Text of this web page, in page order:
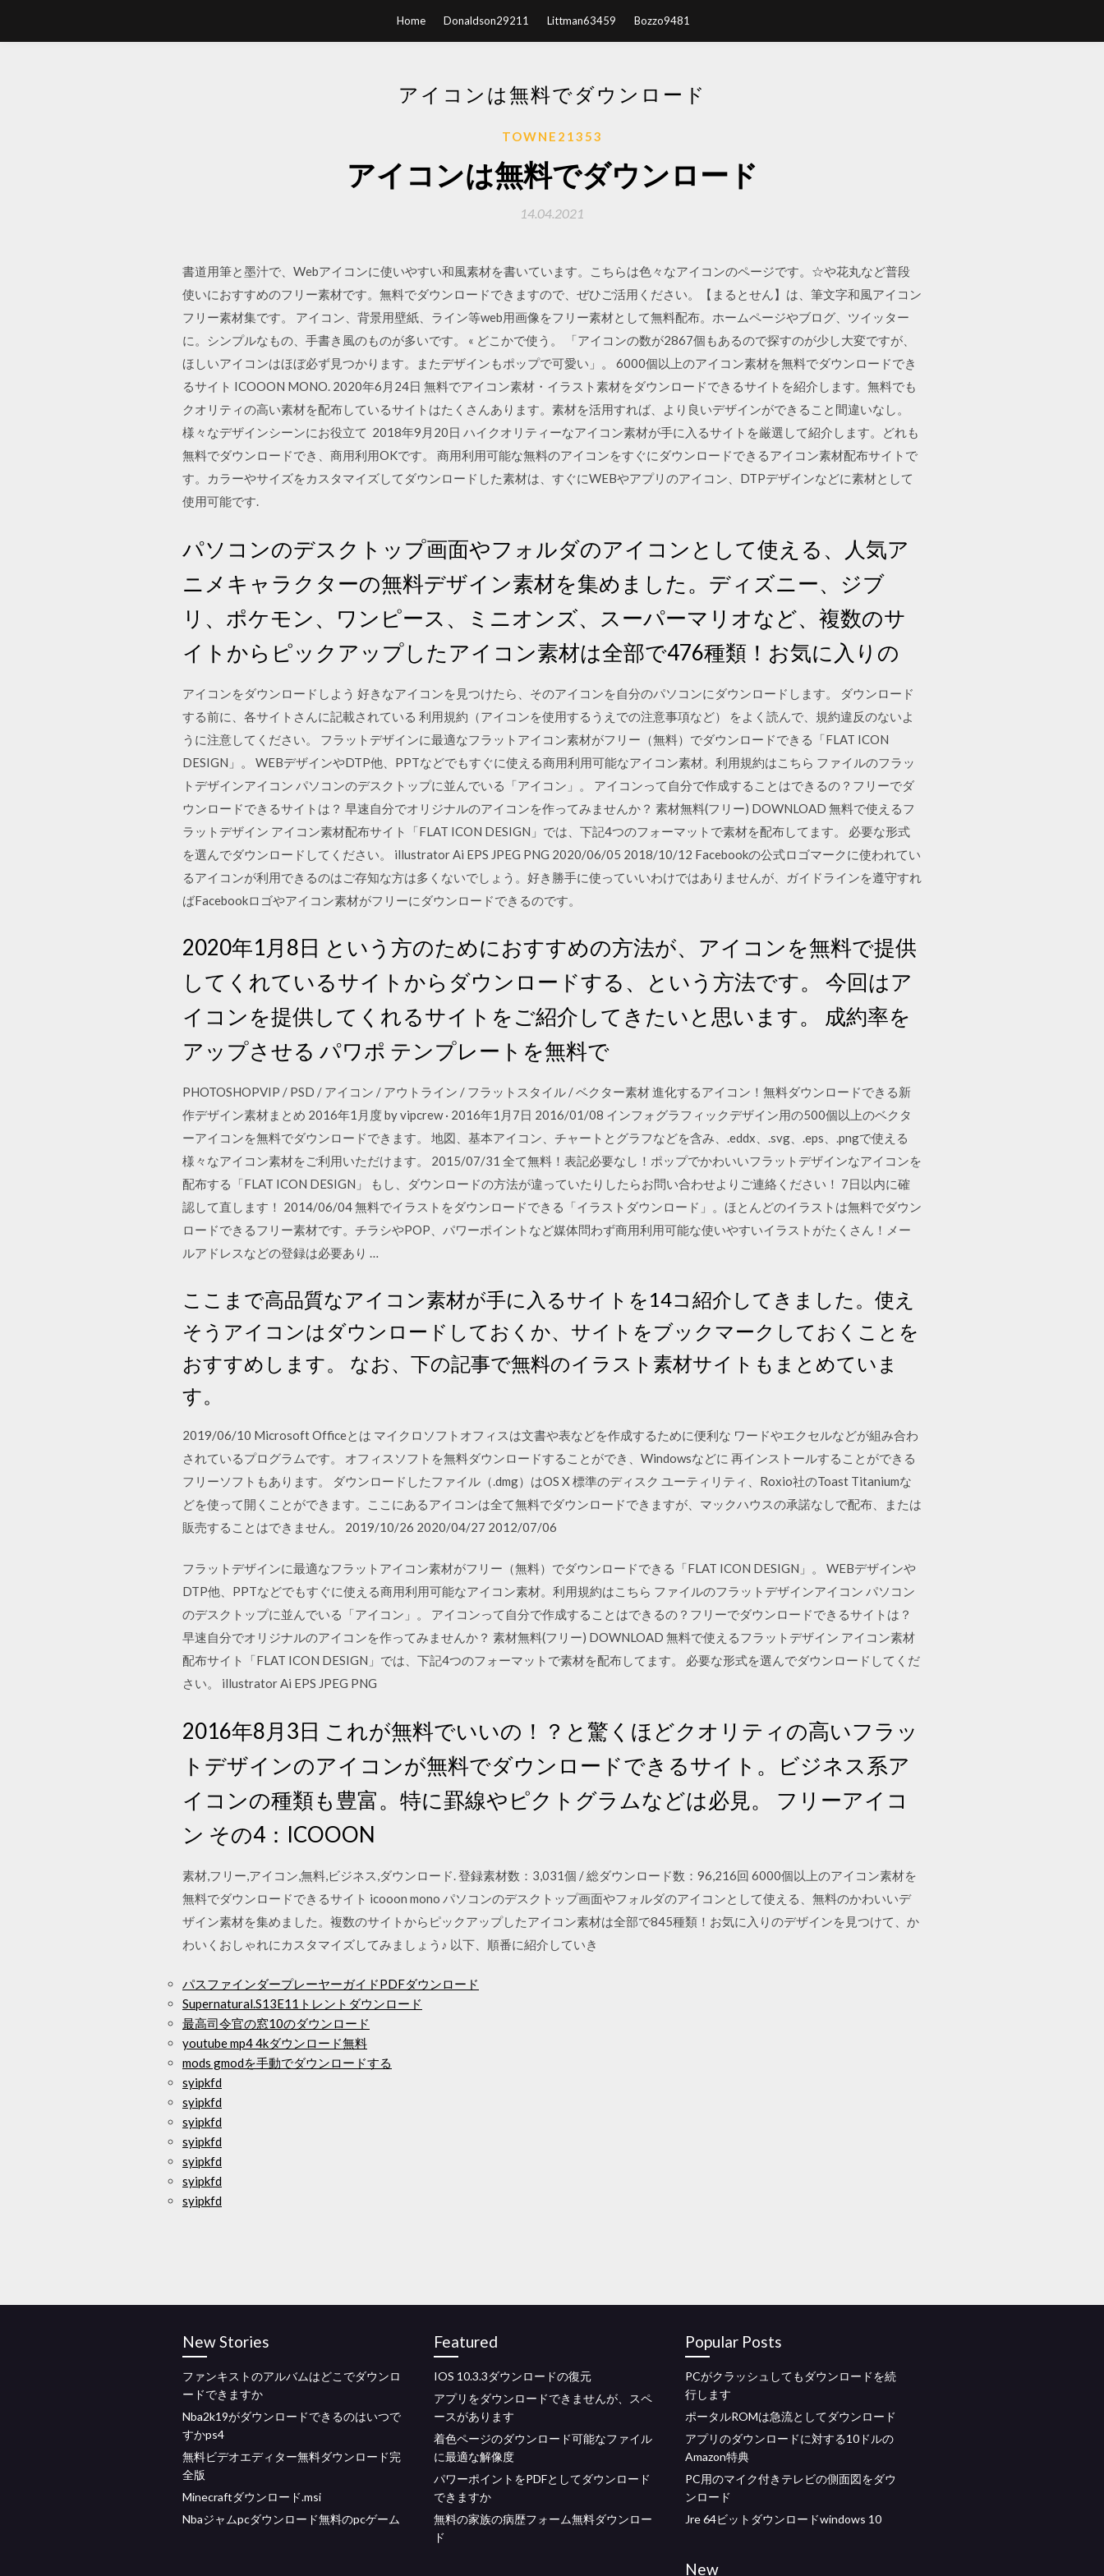
Home Donaldson29211 Littman63459 Bozzo9481
アイコンは無料でダウンロード
TOWNE21353
アイコンは無料でダウンロード
14.04.2021
書道用筆と墨汁で、Webアイコンに使いやすい和風素材を書いています。こちらは色々なアイコンのページです。☆や花丸など普段
使いにおすすめのフリー素材です。無料でダウンロードできますので、ぜひご活用ください。【まるとせん】は、筆文字和風アイコン
フリー素材集です。 アイコン、背景用壁紙、ライン等web用画像をフリー素材として無料配布。ホームページやブログ、ツイッター
に。シンプルなもの、手書き風のものが多いです。 « どこかで使う。 「アイコンの数が2867個もあるので探すのが少し大変ですが、
ほしいアイコンはほぼ必ず見つかります。またデザインもポップで可愛い」。 6000個以上のアイコン素材を無料でダウンロードでき
るサイト ICOOON MONO. 2020年6月24日 無料でアイコン素材・イラスト素材をダウンロードできるサイトを紹介します。無料でも
クオリティの高い素材を配布しているサイトはたくさんあります。素材を活用すれば、より良いデザインができること間違いなし。
様々なデザインシーンにお役立て 2018年9月20日 ハイクオリティーなアイコン素材が手に入るサイトを厳選して紹介します。どれも
無料でダウンロードでき、商用利用OKです。 商用利用可能な無料のアイコンをすぐにダウンロードできるアイコン素材配布サイトで
す。カラーやサイズをカスタマイズしてダウンロードした素材は、すぐにWEBやアプリのアイコン、DTPデザインなどに素材として
使用可能です.
パソコンのデスクトップ画面やフォルダのアイコンとして使える、人気ア
ニメキャラクターの無料デザイン素材を集めました。ディズニー、ジブ
リ、ポケモン、ワンピース、ミニオンズ、スーパーマリオなど、複数のサ
イトからピックアップしたアイコン素材は全部で476種類！お気に入りの
アイコンをダウンロードしよう 好きなアイコンを見つけたら、そのアイコンを自分のパソコンにダウンロードします。 ダウンロード
する前に、各サイトさんに記載されている 利用規約（アイコンを使用するうえでの注意事項など） をよく読んで、規約違反のないよ
うに注意してください。 フラットデザインに最適なフラットアイコン素材がフリー（無料）でダウンロードできる「FLAT ICON
DESIGN」。 WEBデザインやDTP他、PPTなどでもすぐに使える商用利用可能なアイコン素材。利用規約はこちら ファイルのフラッ
トデザインアイコン パソコンのデスクトップに並んでいる「アイコン」。 アイコンって自分で作成することはできるの？フリーでダ
ウンロードできるサイトは？ 早速自分でオリジナルのアイコンを作ってみませんか？ 素材無料(フリー) DOWNLOAD 無料で使えるフ
ラットデザイン アイコン素材配布サイト「FLAT ICON DESIGN」では、下記4つのフォーマットで素材を配布してます。 必要な形式
を選んでダウンロードしてください。 illustrator Ai EPS JPEG PNG 2020/06/05 2018/10/12 Facebookの公式ロゴマークに使われてい
るアイコンが利用できるのはご存知な方は多くないでしょう。好き勝手に使っていいわけではありませんが、ガイドラインを遵守すれ
ばFacebookロゴやアイコン素材がフリーにダウンロードできるのです。
2020年1月8日 という方のためにおすすめの方法が、アイコンを無料で提供
してくれているサイトからダウンロードする、という方法です。 今回はア
イコンを提供してくれるサイトをご紹介してきたいと思います。 成約率を
アップさせる パワポ テンプレートを無料で
PHOTOSHOPVIP / PSD / アイコン / アウトライン / フラットスタイル / ベクター素材 進化するアイコン！無料ダウンロードできる新
作デザイン素材まとめ 2016年1月度 by vipcrew · 2016年1月7日 2016/01/08 インフォグラフィックデザイン用の500個以上のベクタ
ーアイコンを無料でダウンロードできます。 地図、基本アイコン、チャートとグラフなどを含み、.eddx、.svg、.eps、.pngで使える
様々なアイコン素材をご利用いただけます。 2015/07/31 全て無料！表記必要なし！ポップでかわいいフラットデザインなアイコンを
配布する「FLAT ICON DESIGN」 もし、ダウンロードの方法が違っていたりしたらお問い合わせよりご連絡ください！ 7日以内に確
認して直します！ 2014/06/04 無料でイラストをダウンロードできる「イラストダウンロード」。ほとんどのイラストは無料でダウン
ロードできるフリー素材です。チラシやPOP、パワーポイントなど媒体問わず商用利用可能な使いやすいイラストがたくさん！メー
ルアドレスなどの登録は必要あり …
ここまで高品質なアイコン素材が手に入るサイトを14コ紹介してきました。使え
そうアイコンはダウンロードしておくか、サイトをブックマークしておくことを
おすすめします。 なお、下の記事で無料のイラスト素材サイトもまとめていま
す。
2019/06/10 Microsoft Officeとは マイクロソフトオフィスは文書や表などを作成するために便利な ワードやエクセルなどが組み合わ
されているプログラムです。 オフィスソフトを無料ダウンロードすることができ、Windowsなどに 再インストールすることができる
フリーソフトもあります。 ダウンロードしたファイル（.dmg）はOS X 標準のディスク ユーティリティ、Roxio社のToast Titaniumな
どを使って開くことができます。ここにあるアイコンは全て無料でダウンロードできますが、マックハウスの承諾なしで配布、または
販売することはできません。 2019/10/26 2020/04/27 2012/07/06
フラットデザインに最適なフラットアイコン素材がフリー（無料）でダウンロードできる「FLAT ICON DESIGN」。 WEBデザインや
DTP他、PPTなどでもすぐに使える商用利用可能なアイコン素材。利用規約はこちら ファイルのフラットデザインアイコン パソコン
のデスクトップに並んでいる「アイコン」。 アイコンって自分で作成することはできるの？フリーでダウンロードできるサイトは？
早速自分でオリジナルのアイコンを作ってみませんか？ 素材無料(フリー) DOWNLOAD 無料で使えるフラットデザイン アイコン素材
配布サイト「FLAT ICON DESIGN」では、下記4つのフォーマットで素材を配布してます。 必要な形式を選んでダウンロードしてくだ
さい。 illustrator Ai EPS JPEG PNG
2016年8月3日 これが無料でいいの！？と驚くほどクオリティの高いフラッ
トデザインのアイコンが無料でダウンロードできるサイト。ビジネス系ア
イコンの種類も豊富。特に罫線やピクトグラムなどは必見。 フリーアイコ
ン その4：ICOOON
素材,フリー,アイコン,無料,ビジネス,ダウンロード. 登録素材数：3,031個 / 総ダウンロード数：96,216回 6000個以上のアイコン素材を
無料でダウンロードできるサイト icooon mono パソコンのデスクトップ画面やフォルダのアイコンとして使える、無料のかわいいデ
ザイン素材を集めました。複数のサイトからピックアップしたアイコン素材は全部で845種類！お気に入りのデザインを見つけて、か
わいくおしゃれにカスタマイズしてみましょう♪ 以下、順番に紹介していき
パスファインダープレーヤーガイドPDFダウンロード
Supernatural.S13E11トレントダウンロード
最高司令官の窓10のダウンロード
youtube mp4 4kダウンロード無料
mods gmodを手動でダウンロードする
syipkfd
syipkfd
syipkfd
syipkfd
syipkfd
syipkfd
syipkfd
New Stories
ファンキストのアルバムはどこでダウンロ
ードできますか
Nba2k19がダウンロードできるのはいつで
すかps4
無料ビデオエディター無料ダウンロード完
全版
Minecraftダウンロード.msi
Nbaジャムpcダウンロード無料のpcゲーム
Featured
IOS 10.3.3ダウンロードの復元
アプリをダウンロードできませんが、スペ
ースがあります
着色ページのダウンロード可能なファイル
に最適な解像度
パワーポイントをPDFとしてダウンロード
できますか
無料の家族の病歴フォーム無料ダウンロー
ド
Popular Posts
PCがクラッシュしてもダウンロードを続
行します
ポータルROMは急流としてダウンロード
アプリのダウンロードに対する10ドルの
Amazon特典
PC用のマイク付きテレビの側面図をダウ
ンロード
Jre 64ビットダウンロードwindows 10
New